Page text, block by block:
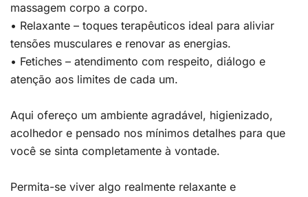
massagem corpo a corpo.
• Relaxante – toques terapêuticos ideal para aliviar
tensões musculares e renovar as energias.
• Fetiches – atendimento com respeito, diálogo e
atenção aos limites de cada um.
Aqui ofereço um ambiente agradável, higienizado,
acolhedor e pensado nos mínimos detalhes para que
você se sinta completamente à vontade.
Permita-se viver algo realmente relaxante e